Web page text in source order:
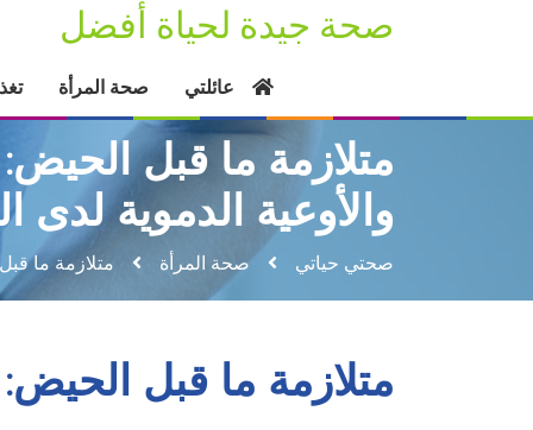
صحة جيدة لحياة أفضل
عائلتي صحة المرأة
متلازمة ما قبل
والأوعية الدموية لدى
صحتي حياتي صحة المرأة متلازمة ما
متلازمة ما قبل